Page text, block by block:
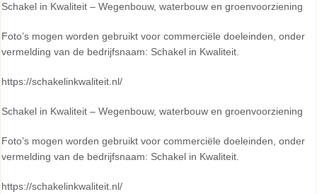
Schakel in Kwaliteit – Wegenbouw, waterbouw en groenvoorziening
Foto’s mogen worden gebruikt voor commerciële doeleinden, onder
vermelding van de bedrijfsnaam: Schakel in Kwaliteit.
https://schakelinkwaliteit.nl/
Schakel in Kwaliteit – Wegenbouw, waterbouw en groenvoorziening
Foto’s mogen worden gebruikt voor commerciële doeleinden, onder
vermelding van de bedrijfsnaam: Schakel in Kwaliteit.
https://schakelinkwaliteit.nl/